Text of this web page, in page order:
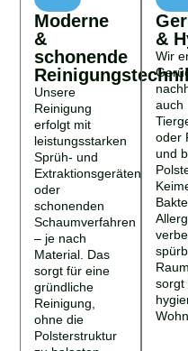
Moderne
&
schonende
Unsere
Reinigung
erfolgt mit
leistungsstarken
Sprüh- und
Extraktionsgeräten
oder
schonenden
Schaumverfahren
– je nach
Material. Das
sorgt für eine
gründliche
Reinigung,
ohne die
Polsterstruktur
zu belasten.
&
Wir
auch
oder
und
sorgt